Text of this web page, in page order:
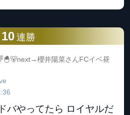
10 連勝
櫻井陽菜さんFCイベ昼
バやってたら ロイヤルだ